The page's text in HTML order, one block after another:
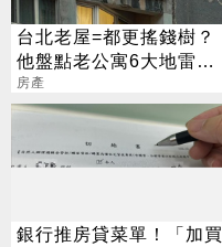
台北老屋=都更搖錢樹？
他盤點老公寓6大地雷：
別當接盤俠
房產
銀行推房貸菜單！「加買